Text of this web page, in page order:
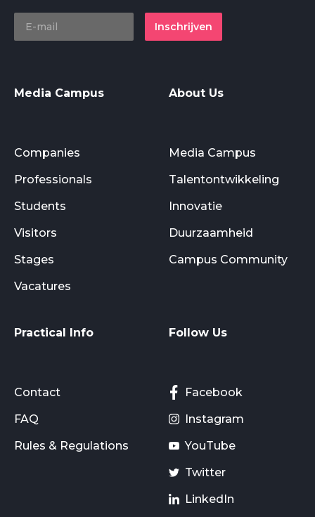
Inschrijven
Media Campus
Companies
Professionals
Students
Visitors
Stages
Vacatures
About Us
Media Campus
Talentontwikkeling
Innovatie
Duurzaamheid
Campus Community
Practical Info
Contact
FAQ
Rules & Regulations
Follow Us
Facebook
Instagram
YouTube
Twitter
LinkedIn